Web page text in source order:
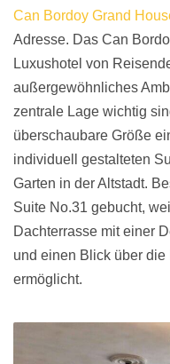
Can Bordoy Grand
Adresse. Das Can
Luxushotel von
außergewöhnliches
zentrale Lage wichtig
überschaubare Größe
individuell gestalteten
Garten in der Altstadt.
Suite No.31 gebucht,
Dachterrasse mit einer
und einen Blick über
ermöglicht.